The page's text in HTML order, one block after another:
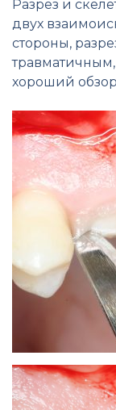
Разрез и
двух
стороны,
хороший